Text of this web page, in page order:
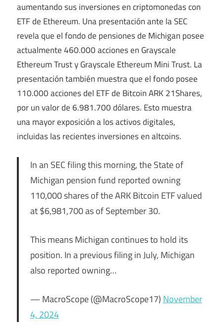
aumentando sus inversiones en criptomonedas con
ETF de Ethereum. Una presentación ante la SEC
revela que el fondo de pensiones de Michigan posee
actualmente 460.000 acciones en Grayscale
Ethereum Trust y Grayscale Ethereum Mini Trust. La
presentación también muestra que el fondo posee
110.000 acciones del ETF de Bitcoin ARK 21Shares,
por un valor de 6.981.700 dólares. Esto muestra
una mayor exposición a los activos digitales,
incluidas las recientes inversiones en altcoins.
In an SEC filing this morning, the State of
Michigan pension fund reported owning
110,000 shares of the ARK Bitcoin ETF valued
at $6,981,700 as of September 30.
This means Michigan continues to hold its
position. In a previous filing in July, Michigan
also reported owning…
— MacroScope (@MacroScope17) November
4, 2024